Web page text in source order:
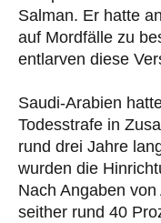
Salman. Er hatte
auf Mordfälle zu
entlarven diese
Saudi-Arabien
Todesstrafe in
rund drei Jahre
wurden die
Nach Angaben
seither rund 40